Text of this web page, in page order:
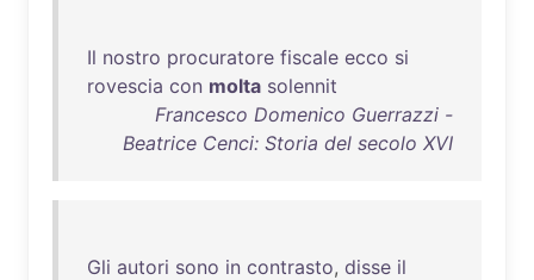
Il nostro procuratore fiscale ecco si
rovescia con molta solennit
Francesco Domenico Guerrazzi -
Beatrice Cenci: Storia del secolo XVI
Gli autori sono in contrasto, disse il